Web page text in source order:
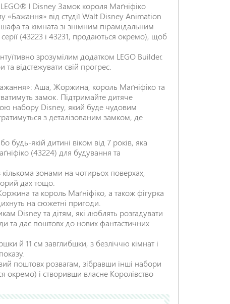
ǀ Disney Замок короля Маґніфіко
«Бажання» від студії Walt Disney Animation
та кімната зі знімним пірамідальним
(43223 і 43231, продаються окремо), щоб
зрозумілим додатком LEGO Builder.
відстежувати свій прогрес.
Аша, Жоржина, король Маґніфіко та
замок. Підтримайте дитяче
набору Disney, який буде чудовим
з деталізованим замком, де
якій дитині віком від 7 років, яка
(43224) для будування та
зонами на чотирьох поверхах,
дах тощо.
та король Маґніфіко, а також фігурка
на сюжетні пригоди.
Disney та дітям, які люблять розгадувати
та дає поштовх до нових фантастичних
й 11 см завглибшки, з безліччю кімнат і
поштовх розвагам, зібравши інші набори
окремо) і створивши власне Королівство